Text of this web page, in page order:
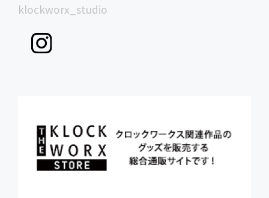
klockworx_studio